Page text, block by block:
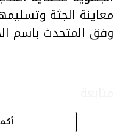
معاينة الجثة
وفق المتحدث باسم